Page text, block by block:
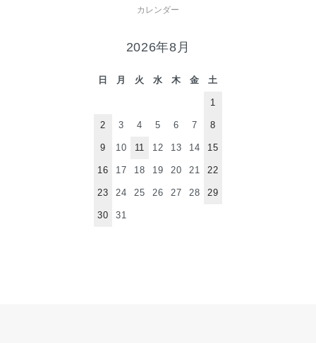
カレンダー
2026年8月
日 月 火 水 木 金 土
1
2 3 4 5 6 7 8
9 10 11 12 13 14 15
16 17 18 19 20 21 22
23 24 25 26 27 28 29
30 31